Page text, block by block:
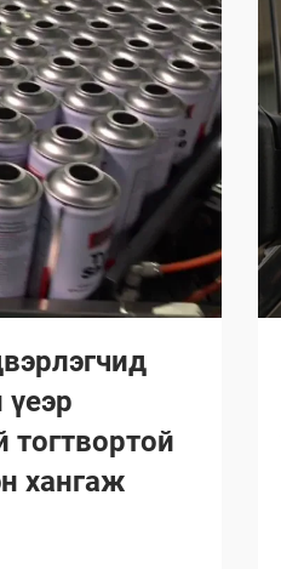
үеэр
тогтвортой
хангаж